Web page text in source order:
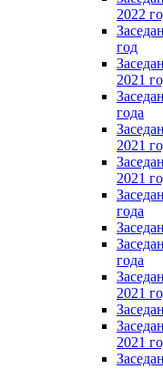
2022
год
2021
года
2021
2021
года
года
2021
2021